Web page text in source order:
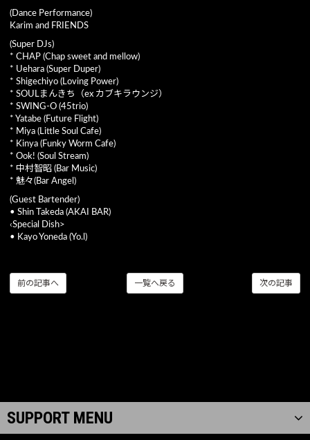
(Dance Performance)
Karim and FRIENDS
(Super DJs)
* CHAP (Chap sweet and mellow)
* Uehara (Super Duper)
* Shigechiyo (Loving Power)
* SOULまんきち（ex カブキラウンジ）
* SWING-O (45trio)
* Yatabe (Future Flight)
* Miya (Little Soul Cafe)
* Kinya (Funky Worm Cafe)
* Ook! (Soul Stream)
* 中村智昭 (Bar Music)
* 魅々(Bar Angel)
(Guest Bartender)
• Shin Takeda (AKAI BAR)
‹Special Dish>
• Kayo Yoneda (Yo.l)
次の記事
一覧へ戻る
前の記事へ
SUPPORT MENU